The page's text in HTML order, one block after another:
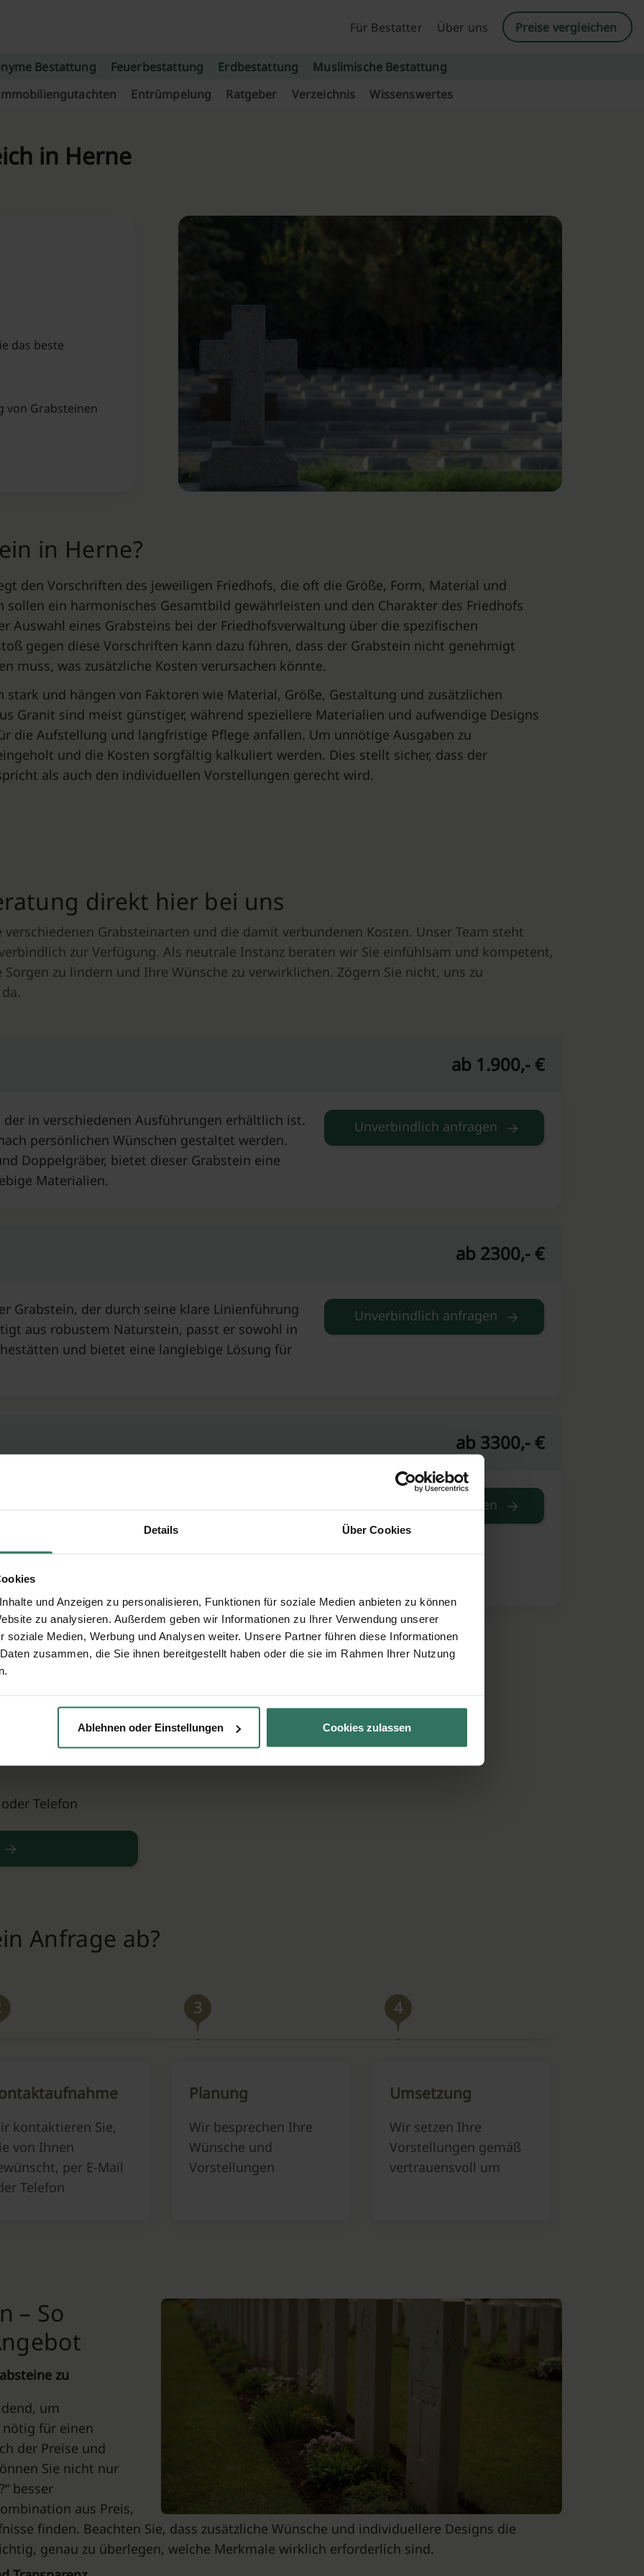
Details Über Cookies
und Anzeigen zu personalisieren, Funktionen für soziale Medien anbieten zu können
zu analysieren. Außerdem geben wir Informationen zu Ihrer Verwendung unserer
soziale Medien, Werbung und Analysen weiter. Unsere Partner führen diese Informationen
zusammen, die Sie ihnen bereitgestellt haben oder die sie im Rahmen Ihrer Nutzung
Ablehnen oder Einstellungen Cookies zulassen
Für Bestatter
Über uns Preise vergleichen
Bestattung Feuerbestattung Erdbestattung
Muslimische Bestattung
Entrümpelung Ratgeber Verzeichnis Wissenswertes
in Herne⁠
das beste
von Grabsteinen
in Herne⁠?
den Vorschriften des jeweiligen Friedhofs, die oft die Größe, Form, Material und
sollen ein harmonisches Gesamtbild gewährleisten und den Charakter des Friedhofs
Auswahl eines Grabsteins bei der Friedhofsverwaltung über die spezifischen
gegen diese Vorschriften kann dazu führen, dass der Grabstein nicht genehmigt
muss, was zusätzliche Kosten verursachen könnte.
stark und hängen von Faktoren wie Material, Größe, Gestaltung und zusätzlichen
Granit sind meist günstiger, während speziellere Materialien und aufwendige Designs
die Aufstellung und langfristige Pflege anfallen. Um unnötige Ausgaben zu
und die Kosten sorgfältig kalkuliert werden. Dies stellt sicher, dass der
als auch den individuellen Vorstellungen gerecht wird.
direkt hier bei uns
Grabsteinarten und die damit verbundenen Kosten. Unser Team steht
zur Verfügung. Als neutrale Instanz beraten wir Sie einfühlsam und kompetent,
zu lindern und Ihre Wünsche zu verwirklichen. Zögern Sie nicht, uns zu
ab 1.900,- €
in verschiedenen Ausführungen erhältlich ist.
persönlichen Wünschen gestaltet werden.
Doppelgräber, bietet dieser Grabstein eine
Materialien.
Unverbindlich anfragen
ab 2300,- €
Grabstein, der durch seine klare Linienführung
aus robustem Naturstein, passt er sowohl in
und bietet eine langlebige Lösung für
Unverbindlich anfragen
ab 3300,- €
Formen mit einer modernen
einfühlsame Erinnerung zu schaffen.
eignet er sich besonders für diejenigen, die
suchen. Verfügbar für Urnen-, Einzel- und
Unverbindlich anfragen
Angebote
Telefon
Anfrage ab?
kontaktieren Sie,
von Ihnen
per E-Mail
Telefon
3
Planung
Wir besprechen Ihre
Wünsche und
Vorstellungen
4
Umsetzung
Wir setzen Ihre
Vorstellungen gemäß
vertrauensvoll um
– So
zu
um
nötig für einen
der Preise und
Sie nicht nur
besser
aus Preis,
finden. Beachten Sie, dass zusätzliche Wünsche und individuellere Designs die
genau zu überlegen, welche Merkmale wirklich erforderlich sind.